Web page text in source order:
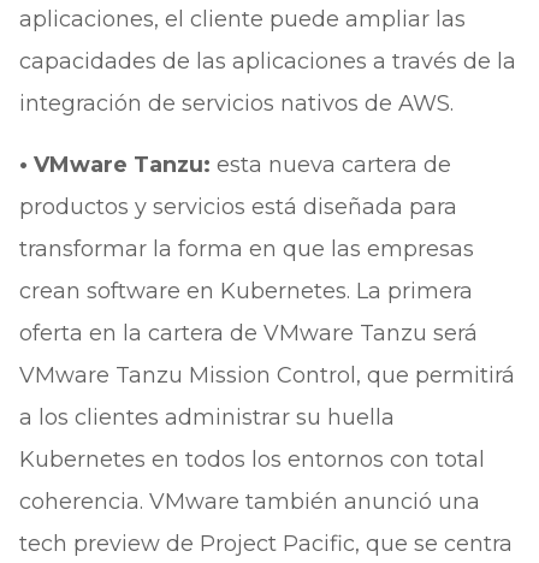
aplicaciones, el cliente puede ampliar las
capacidades de las aplicaciones a través de la
integración de servicios nativos de AWS.
• VMware Tanzu: esta nueva cartera de
productos y servicios está diseñada para
transformar la forma en que las empresas
crean software en Kubernetes. La primera
oferta en la cartera de VMware Tanzu será
VMware Tanzu Mission Control, que permitirá
a los clientes administrar su huella
Kubernetes en todos los entornos con total
coherencia. VMware también anunció una
tech preview de Project Pacific, que se centra